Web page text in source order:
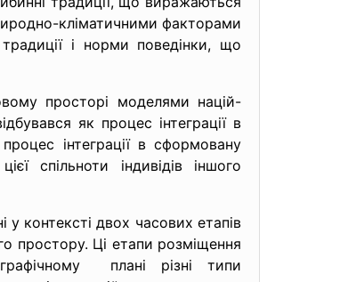
кліматичними факторами
і норми поведінки, що
просторі моделями націй-
як процес інтеграції в
інтеграції в сформовану
спільноти індивідів іншого
у контексті двох часових етапів
простору. Ці етапи розміщення
плані різні типи